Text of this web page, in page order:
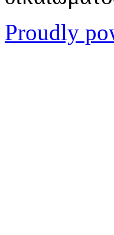
Proudly